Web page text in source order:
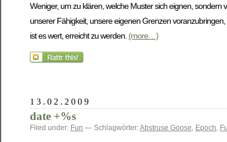
Weniger, um zu klären, welche Muster sich eignen,
unserer Fähigkeit, unsere eigenen Grenzen
ist es wert, erreicht zu werden. (more…)
13.02.2009
date +%s
Filed under: Fun — Schlagwörter:Abstruse Goose Epoch